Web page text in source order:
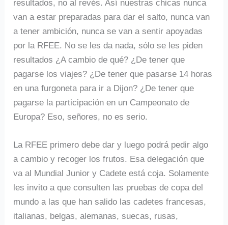
resultados, no al revés. Así nuestras chicas nunca
van a estar preparadas para dar el salto, nunca van
a tener ambición, nunca se van a sentir apoyadas
por la RFEE. No se les da nada, sólo se les piden
resultados ¿A cambio de qué? ¿De tener que
pagarse los viajes? ¿De tener que pasarse 14 horas
en una furgoneta para ir a Dijon? ¿De tener que
pagarse la participación en un Campeonato de
Europa? Eso, señores, no es serio.
La RFEE primero debe dar y luego podrá pedir algo
a cambio y recoger los frutos. Esa delegación que
va al Mundial Junior y Cadete está coja. Solamente
les invito a que consulten las pruebas de copa del
mundo a las que han salido las cadetes francesas,
italianas, belgas, alemanas, suecas, rusas,